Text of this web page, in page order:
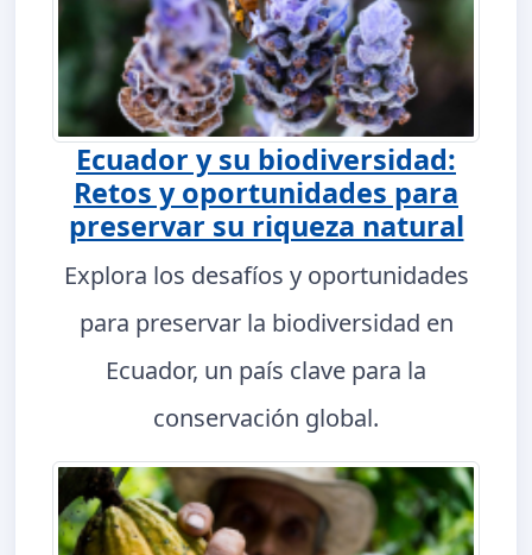
Ecuador y su biodiversidad:
Retos y oportunidades para
preservar su riqueza natural
Explora los desafíos y oportunidades
para preservar la biodiversidad en
Ecuador, un país clave para la
conservación global.